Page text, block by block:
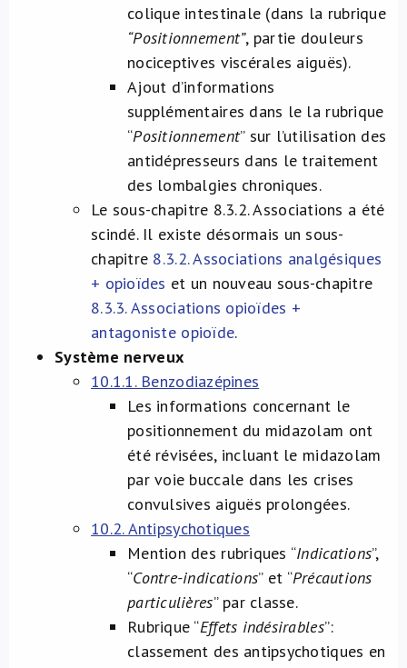
colique intestinale (dans la rubrique
“Positionnement”, partie douleurs
nociceptives viscérales aiguës).
Ajout d’informations
supplémentaires dans le la rubrique
“Positionnement” sur l’utilisation des
antidépresseurs dans le traitement
des lombalgies chroniques.
Le sous-chapitre 8.3.2. Associations a été
scindé. Il existe désormais un sous-
chapitre 8.3.2. Associations analgésiques
+ opioïdes et un nouveau sous-chapitre
8.3.3. Associations opioïdes +
antagoniste opioïde.
Système nerveux
10.1.1. Benzodiazépines
Les informations concernant le
positionnement du midazolam ont
été révisées, incluant le midazolam
par voie buccale dans les crises
convulsives aiguës prolongées.
10.2. Antipsychotiques
Mention des rubriques “Indications”,
“Contre-indications” et “Précautions
particulières” par classe.
Rubrique “Effets indésirables”:
classement des antipsychotiques en